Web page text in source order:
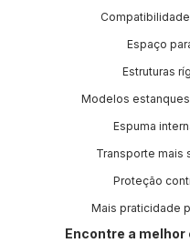
Espaço
Estruturas
Modelos
Espuma
Transporte mais
Proteção
Mais praticidade
Encontre a melhor